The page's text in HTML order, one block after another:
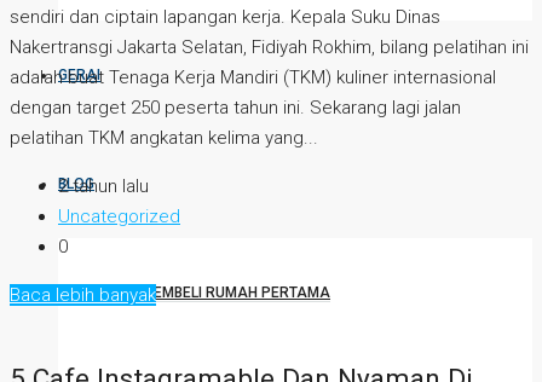
GERAI
BLOG
TIPS MEMBELI RUMAH PERTAMA
sendiri dan ciptain lapangan kerja. Kepala Suku Dinas
Nakertransgi Jakarta Selatan, Fidiyah Rokhim, bilang pelatihan ini
adalah buat Tenaga Kerja Mandiri (TKM) kuliner internasional
dengan target 250 peserta tahun ini. Sekarang lagi jalan
pelatihan TKM angkatan kelima yang...
2 tahun lalu
Uncategorized
0
Baca lebih banyak